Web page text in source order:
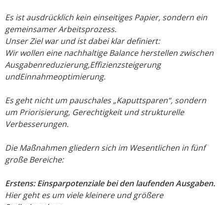
Es ist ausdrücklich kein einseitiges Papier, sondern ein
gemeinsamer Arbeitsprozess.
Unser Ziel war und ist dabei klar definiert:
Wir wollen eine nachhaltige Balance herstellen zwischen
Ausgabenreduzierung,Effizienzsteigerung
undEinnahmeoptimierung.
Es geht nicht um pauschales „Kaputtsparen“, sondern
um Priorisierung, Gerechtigkeit und strukturelle
Verbesserungen.
Die Maßnahmen gliedern sich im Wesentlichen in fünf
große Bereiche:
Erstens: Einsparpotenziale bei den laufenden Ausgaben.
Hier geht es um viele kleinere und größere